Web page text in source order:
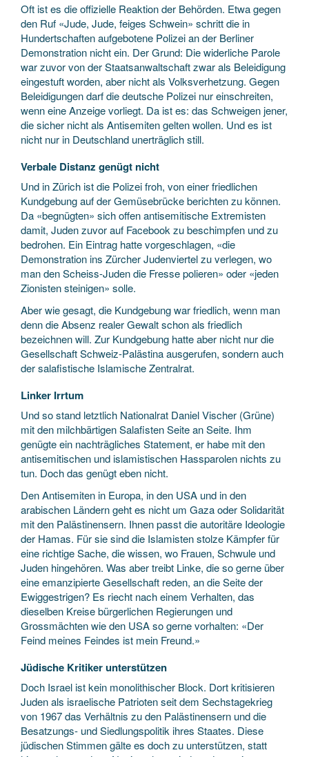
Oft ist es die offizielle Reaktion der Behörden. Etwa gegen
den Ruf «Jude, Jude, feiges Schwein» schritt die in
Hundertschaften aufgebotene Polizei an der Berliner
Demonstration nicht ein. Der Grund: Die widerliche Parole
war zuvor von der Staatsanwaltschaft zwar als Beleidigung
eingestuft worden, aber nicht als Volksverhetzung. Gegen
Beleidigungen darf die deutsche Polizei nur einschreiten,
wenn eine Anzeige vorliegt. Da ist es: das Schweigen jener,
die sicher nicht als Antisemiten gelten wollen. Und es ist
nicht nur in Deutschland unerträglich still.
Verbale Distanz genügt nicht
Und in Zürich ist die Polizei froh, von einer friedlichen
Kundgebung auf der Gemüsebrücke berichten zu können.
Da «begnügten» sich offen antisemitische Extremisten
damit, Juden zuvor auf Facebook zu beschimpfen und zu
bedrohen. Ein Eintrag hatte vorgeschlagen, «die
Demonstration ins Zürcher Judenviertel zu verlegen, wo
man den Scheiss-Juden die Fresse polieren» oder «jeden
Zionisten steinigen» solle.
Aber wie gesagt, die Kundgebung war friedlich, wenn man
denn die Absenz realer Gewalt schon als friedlich
bezeichnen will. Zur Kundgebung hatte aber nicht nur die
Gesellschaft Schweiz-Palästina ausgerufen, sondern auch
der salafistische Islamische Zentralrat.
Linker Irrtum
Und so stand letztlich Nationalrat Daniel Vischer (Grüne)
mit den milchbärtigen Salafisten Seite an Seite. Ihm
genügte ein nachträgliches Statement, er habe mit den
antisemitischen und islamistischen Hassparolen nichts zu
tun. Doch das genügt eben nicht.
Den Antisemiten in Europa, in den USA und in den
arabischen Ländern geht es nicht um Gaza oder Solidarität
mit den Palästinensern. Ihnen passt die autoritäre Ideologie
der Hamas. Für sie sind die Islamisten stolze Kämpfer für
eine richtige Sache, die wissen, wo Frauen, Schwule und
Juden hingehören. Was aber treibt Linke, die so gerne über
eine emanzipierte Gesellschaft reden, an die Seite der
Ewiggestrigen? Es riecht nach einem Verhalten, das
dieselben Kreise bürgerlichen Regierungen und
Grossmächten wie den USA so gerne vorhalten: «Der
Feind meines Feindes ist mein Freund.»
Jüdische Kritiker unterstützen
Doch Israel ist kein monolithischer Block. Dort kritisieren
Juden als israelische Patrioten seit dem Sechstagekrieg
von 1967 das Verhältnis zu den Palästinensern und die
Besatzungs- und Siedlungspolitik ihres Staates. Diese
jüdischen Stimmen gälte es doch zu unterstützen, statt